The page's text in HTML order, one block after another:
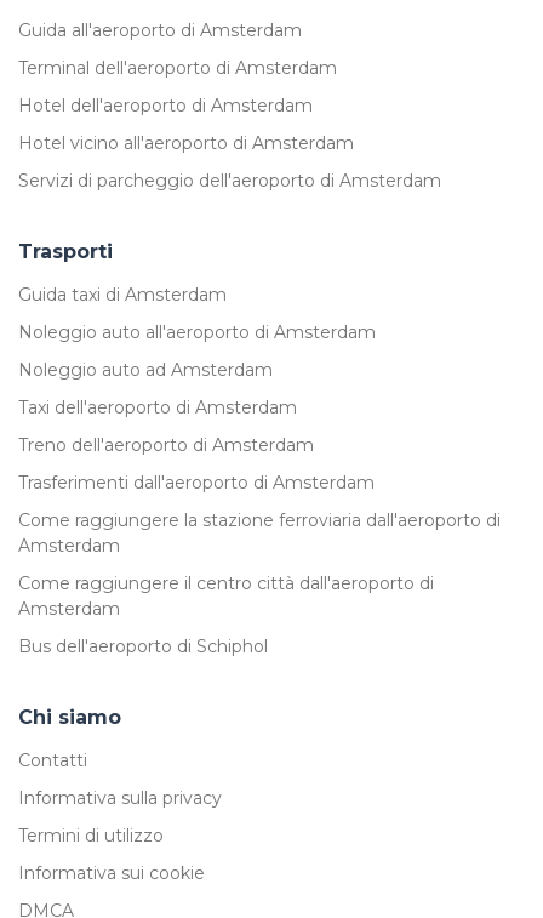
Guida all'aeroporto di Amsterdam
Terminal dell'aeroporto di Amsterdam
Hotel dell'aeroporto di Amsterdam
Hotel vicino all'aeroporto di Amsterdam
Servizi di parcheggio dell'aeroporto di Amsterdam
Trasporti
Guida taxi di Amsterdam
Noleggio auto all'aeroporto di Amsterdam
Noleggio auto ad Amsterdam
Taxi dell'aeroporto di Amsterdam
Treno dell'aeroporto di Amsterdam
Trasferimenti dall'aeroporto di Amsterdam
Come raggiungere la stazione ferroviaria dall'aeroporto di
Amsterdam
Come raggiungere il centro città dall'aeroporto di
Amsterdam
Bus dell'aeroporto di Schiphol
Chi siamo
Contatti
Informativa sulla privacy
Termini di utilizzo
Informativa sui cookie
DMCA